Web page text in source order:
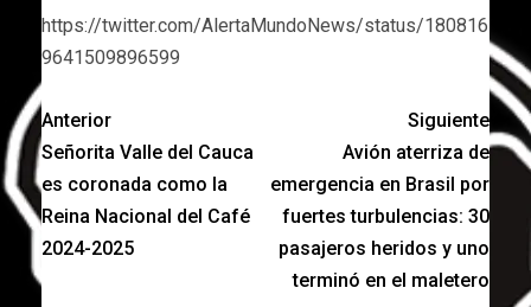
https://twitter.com/AlertaMundoNews/status/180816
9641509896599
Anterior
Señorita Valle del Cauca
es coronada como la
Reina Nacional del Café
2024-2025
Siguiente
Avión aterriza de
emergencia en Brasil por
fuertes turbulencias: 30
pasajeros heridos y uno
terminó en el maletero